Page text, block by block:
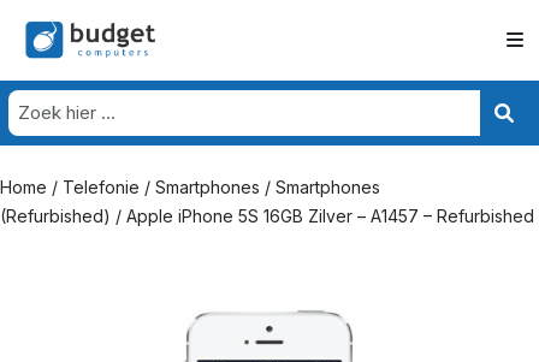
Home / Telefonie / Smartphones / Smartphones
(Refurbished) / Apple iPhone 5S 16GB Zilver – A1457 – Refurbished